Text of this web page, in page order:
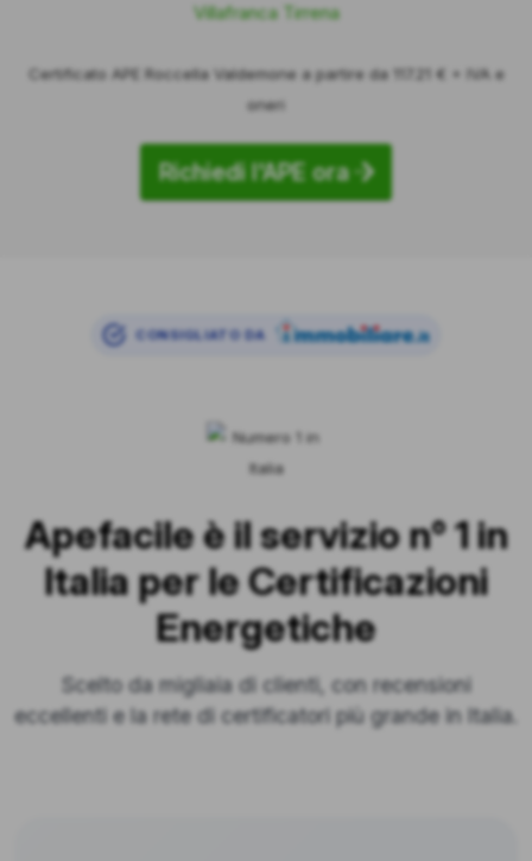
Villafranca Tirrena
Certificato APE Roccella Valdemone a partire da 117.21 € + IVA e
oneri
Richiedi l'APE ora
CONSIGLIATO DA
Apefacile è il servizio n° 1 in
Italia per le Certificazioni
Energetiche
Scelto da migliaia di clienti, con recensioni
eccellenti e la rete di certificatori più grande in Italia.